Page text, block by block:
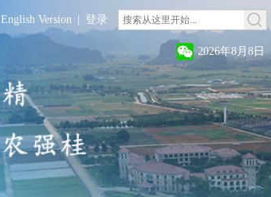
English Version 登录
2026年8月8日